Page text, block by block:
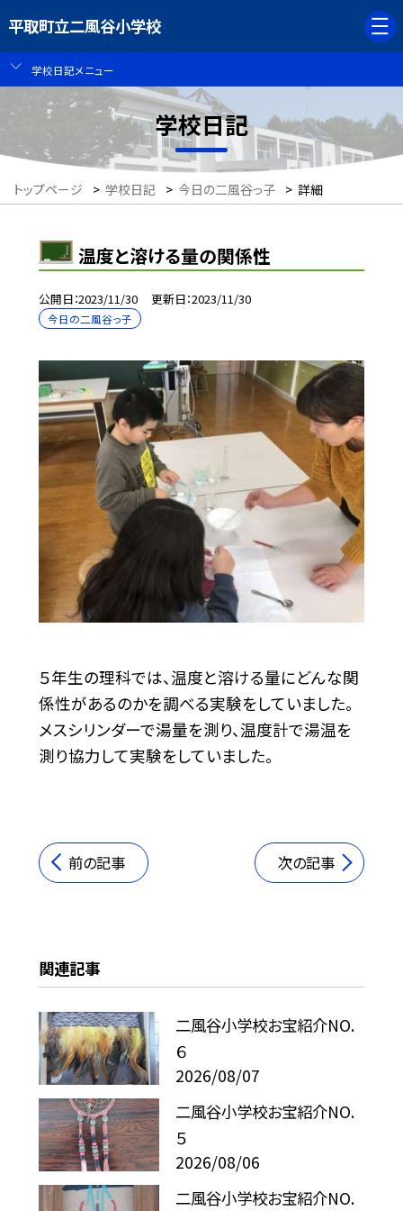
平取町立二風谷小学校
学校日記メニュー
学校日記
トップページ > 学校日記 > 今日の二風谷っ子 > 詳細
温度と溶ける量の関係性
公開日 2023/11/30 更新日 2023/11/30
今日の二風谷っ子
５年生の理科では、温度と溶ける量にどんな関
係性があるのかを調べる実験をしていました。
メスシリンダーで湯量を測り、温度計で湯温を
測り協力して実験をしていました。
前の記事 次の記事
関連記事
二風谷小学校お宝紹介NO.
６
2026/08/07
二風谷小学校お宝紹介NO.
５
2026/08/06
二風谷小学校お宝紹介NO.